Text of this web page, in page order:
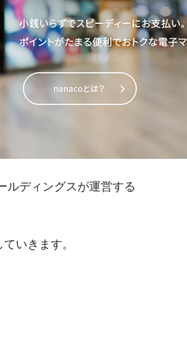
ルディングスが運営する
いきます。